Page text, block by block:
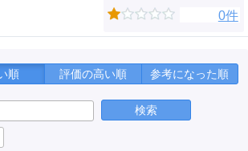
0件
順 評価の高い順 参考になった順
検索